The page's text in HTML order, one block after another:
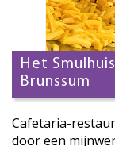
Het
Brunssum
Cafetaria-
door een